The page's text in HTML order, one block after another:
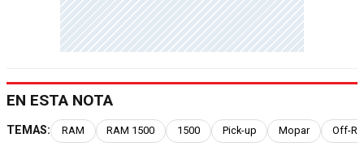
EN ESTA NOTA
TEMAS: RAM RAM 1500 1500 Pick-up Mopar Off-